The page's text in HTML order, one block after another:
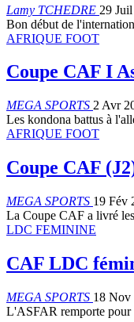
Lamy TCHEDRE 29
Bon début de
AFRIQUE FOOT
Coupe CAF I
MEGA SPORTS 2 Avr
Les kondona battus à
AFRIQUE FOOT
Coupe CAF
MEGA SPORTS 19 Fév
La Coupe CAF a livré
LDC FEMININE
CAF LDC
MEGA SPORTS 18 Nov
L'ASFAR remporte pour